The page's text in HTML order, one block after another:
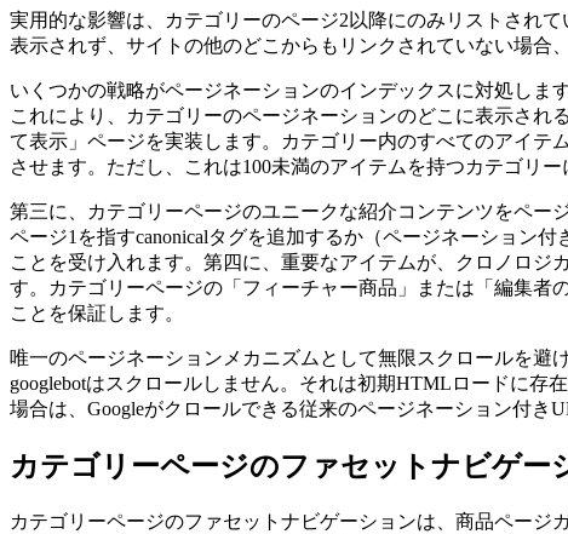
実用的な影響は、カテゴリーのページ2以降にのみリストされ
表示されず、サイトの他のどこからもリンクされていない場合
いくつかの戦略がページネーションのインデックスに対処しま
これにより、カテゴリーのページネーションのどこに表示さ
て表示」ページを実装します。カテゴリー内のすべてのアイテ
させます。ただし、これは100未満のアイテムを持つカテゴリ
第三に、カテゴリーページのユニークな紹介コンテンツをペー
ページ1を指すcanonicalタグを追加するか（ページネーション
ことを受け入れます。第四に、重要なアイテムが、クロノロ
す。カテゴリーページの「フィーチャー商品」または「編集者
ことを保証します。
唯一のページネーションメカニズムとして無限スクロールを避
googlebotはスクロールしません。それは初期HTMLロードに存
場合は、Googleがクロールできる従来のページネーション付き
カテゴリーページのファセットナビゲー
カテゴリーページのファセットナビゲーションは、商品ペー